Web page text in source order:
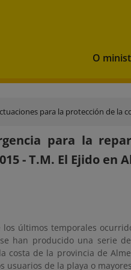
O
para la protección de la
para la
- T.M. El Ejido en
los últimos temporales
han producido una serie de
costa de la provincia de
usuarios de la playa o